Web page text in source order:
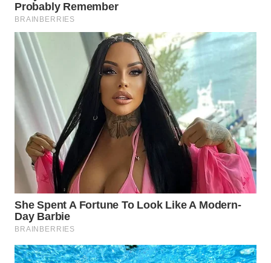
CIANJUR
KEPULAUAN
SERIBU
WN
TANGERANG
WN
BINJAI
WN
WN
INDRAMAYU